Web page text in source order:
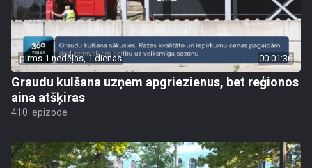
pirms 1 nedēļas, 1 dienas 00:01:36
Graudu kulšana uzņem apgriezienus, bet reģionos
aina atšķiras
410. epizode